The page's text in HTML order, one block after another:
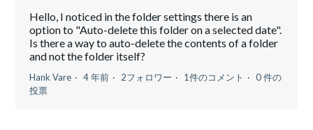
Hello, I noticed in the folder settings there is an
option to "Auto-delete this folder on a selected date".
Is there a way to auto-delete the contents of a folder
and not the folder itself?
Hank Vare 4 年前 2フォロワー 1件のコメント
0 件の
投票